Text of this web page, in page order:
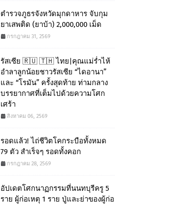
ตำรวจภูธรจังหวัดมุกดาหาร จับกุม
ยาเสพติด (ยาบ้า) 2,000,000 เม็ด
กรกฎาคม 31, 2569
รัสเซีย 🇷🇺 🇹🇭 ไทย|คุณแม่ร่ำไห้
อำลาลูกน้อยชาวรัสเซีย “ไดอานา”
และ “โรมัน” ครั้งสุดท้าย ท่ามกลาง
บรรยากาศที่เต็มไปด้วยความโศก
เศร้า
สิงหาคม 06, 2569
รอดแล้ว! ไถ่ชีวิตโคกระบือทั้งหมด
79 ตัว สำเร็จๆ รอดทั้งคอก
กรกฎาคม 28, 2569
อัปเดตโศกนาฏกรรมที่นนทบุรีครู 5
ราย ผู้ก่อเหตุ 1 ราย ปู่และย่าของผู้ก่อ